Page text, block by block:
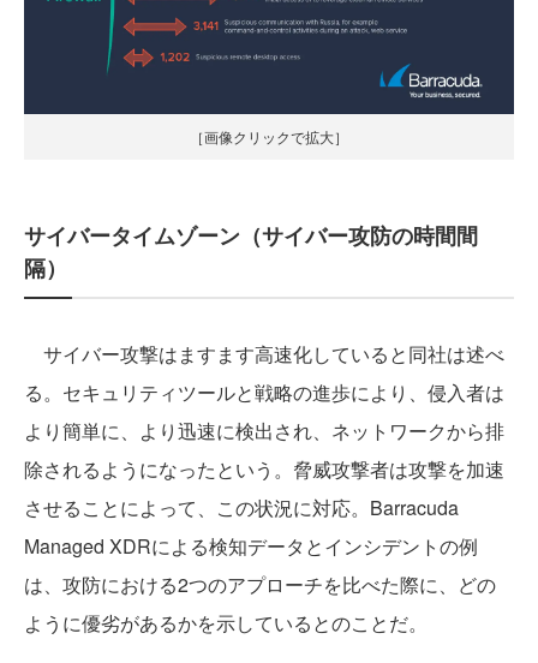
［画像クリックで拡大］
サイバータイムゾーン（サイバー攻防の時間間
隔）
サイバー攻撃はますます高速化していると同社は述べ
る。セキュリティツールと戦略の進歩により、侵入者は
より簡単に、より迅速に検出され、ネットワークから排
除されるようになったという。脅威攻撃者は攻撃を加速
させることによって、この状況に対応。Barracuda
Managed XDRによる検知データとインシデントの例
は、攻防における2つのアプローチを比べた際に、どの
ように優劣があるかを示しているとのことだ。